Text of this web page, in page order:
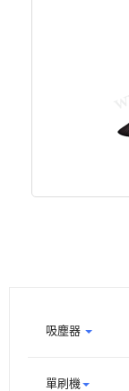
吸塵器
單刷機